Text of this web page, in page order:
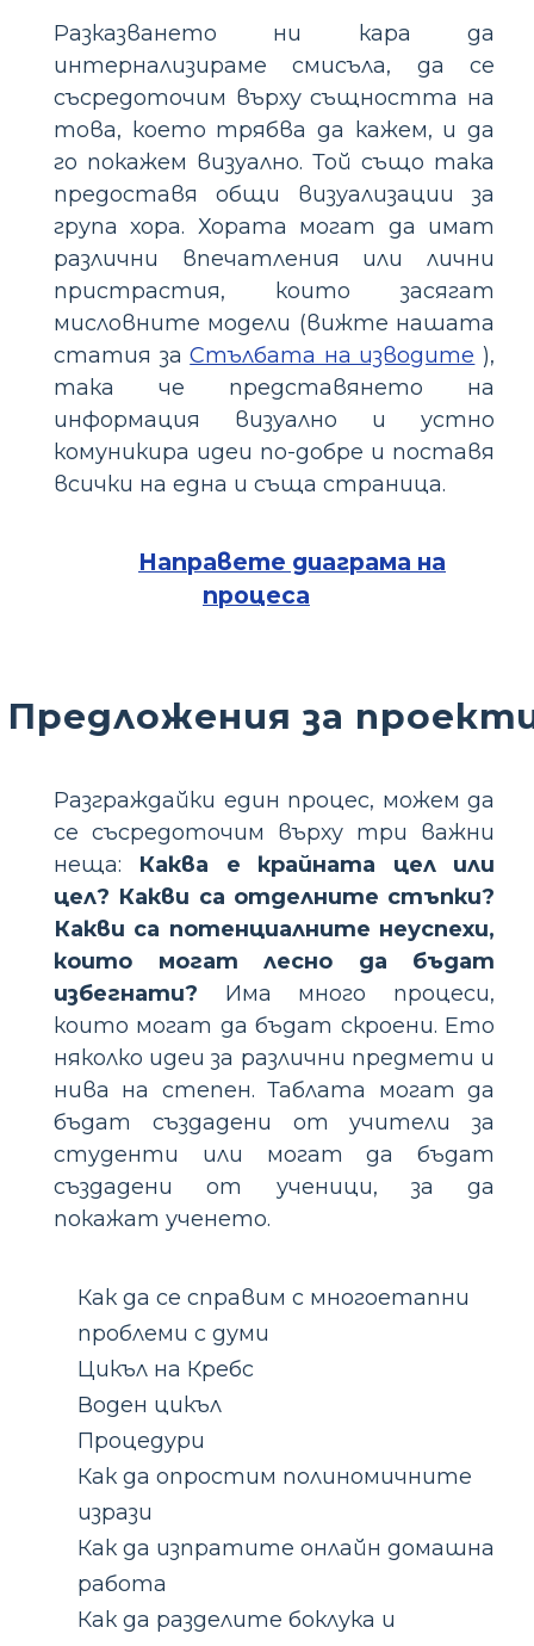
Разказването ни кара да
интернализираме смисъла, да се
съсредоточим върху същността на
това, което трябва да кажем, и да
го покажем визуално. Той също така
предоставя общи визуализации за
група хора. Хората могат да имат
различни впечатления или лични
пристрастия, които засягат
мисловните модели (вижте нашата
статия заСтълбата на изводите ),
така че представянето на
информация визуално и устно
комуникира идеи по-добре и поставя
всички на една и съща страница.
Направете диаграма на
процеса
Предложения за
Разграждайки един процес, можем да
се съсредоточим върху три важни
неща: Каква е крайната цел или
цел? Какви са отделните стъпки?
Какви са потенциалните неуспехи,
които могат лесно да бъдат
избегнати? Има много процеси,
които могат да бъдат скроени. Ето
няколко идеи за различни предмети и
нива на степен. Таблата могат да
бъдат създадени от учители за
студенти или могат да бъдат
създадени от ученици, за да
покажат ученето.
Как да се справим с многоетапни
проблеми с думи
Цикъл на Кребс
Воден цикъл
Процедури
Как да опростим полиномичните
изрази
Как да изпратите онлайн домашна
работа
Как да разделите боклука и